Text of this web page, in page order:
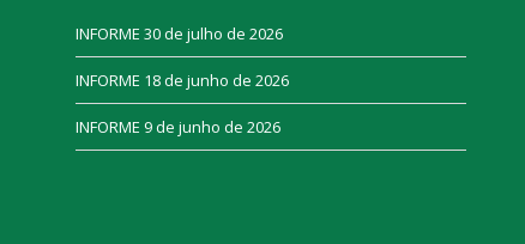
INFORME 30 de julho de 2026
INFORME 18 de junho de 2026
INFORME 9 de junho de 2026